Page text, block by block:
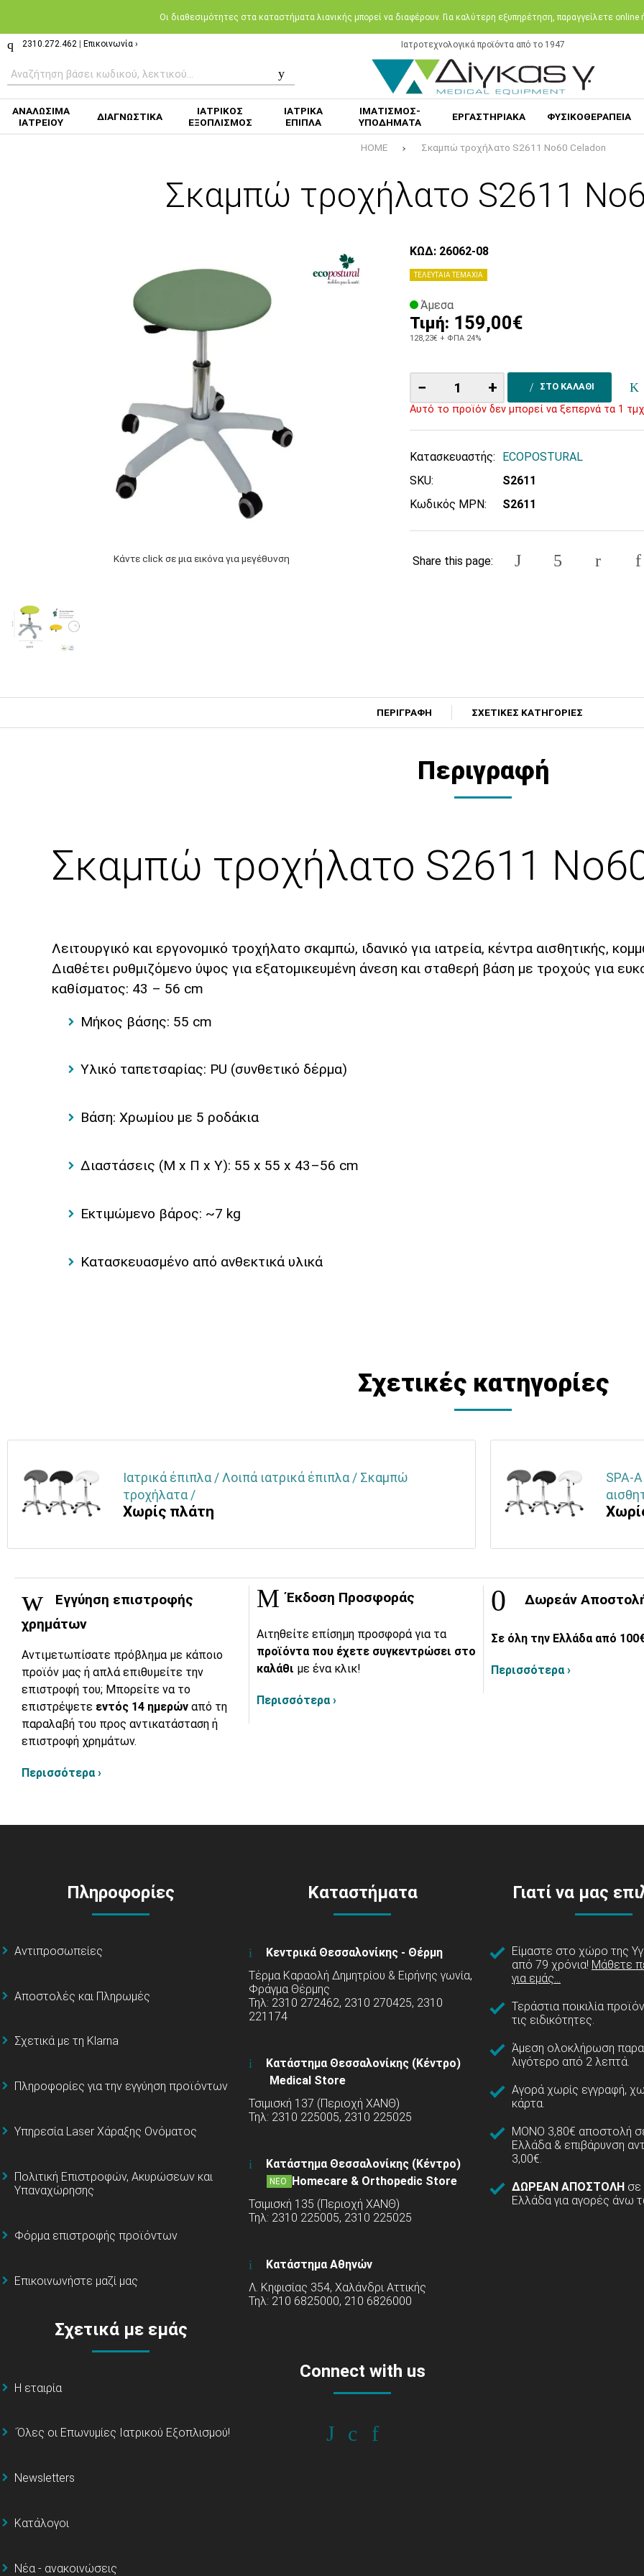
Oι διαθεσιμότητες στα καταστήματα λιανικής μπορεί να διαφέρουν. Για καλύτερη εξυπηρέτηση, παραγγείλετε
2310.272.462 Επικοινωνία › Ιατροτεχνολογικά προϊόντα από το 1947
ΑΝΑΛΩΣΙΜΑ
ΙΑΤΡΕΙΟΥ
ΔΙΑΓΝΩΣΤΙΚΑ
ΙΑΤΡΙΚΟΣ
ΕΞΟΠΛΙΣΜΟΣ
ΙΑΤΡΙΚΑ
ΕΠΙΠΛΑ
ΙΜΑΤΙΣΜΟΣ-
ΥΠΟΔΗΜΑΤΑ
ΕΡΓΑΣΤΗΡΙΑΚΑ ΦΥΣΙΚΟΘΕΡΑΠΕΙΑ
HOME Σκαμπώ τροχήλατο S2611 No60 Celadon
Σκαμπώ τροχήλατο S2611
Κάντε click σε μια εικόνα για μεγέθυνση
ΤΕΛΕΥΤΑΙΑ ΤΕΜΑΧΙΑ
ΚΩΔ: 26062-08
Άμεσα
Τιμή: 159,00€
128,23€ + ΦΠΑ 24%
− + ΣΤΟ ΚΑΛΑΘΙ
Αυτό το προϊόν δεν μπορεί να ξεπερνά τα 1
Κατασκευαστής:
ECOPOSTURAL
SKU:
S2611
Κωδικός MPN:
S2611
Share this page:
ΠΕΡΙΓΡΑΦΗ ΣΧΕΤΙΚΕΣ ΚΑΤΗΓΟΡΙΕΣ
Περιγραφή
Σκαμπώ τροχήλατο S2611
Λειτουργικό και εργονομικό τροχήλατο σκαμπώ, ιδανικό για ιατρεία, κέντρα αισθητικής,
Διαθέτει ρυθμιζόμενο ύψος για εξατομικευμένη άνεση και σταθερή βάση με τροχούς για
καθίσματος: 43 – 56 cm
Μήκος βάσης: 55 cm
Υλικό ταπετσαρίας: PU (συνθετικό δέρμα)
Βάση: Χρωμίου με 5 ροδάκια
Διαστάσεις (Μ x Π x Υ): 55 x 55 x 43–56 cm
Εκτιμώμενο βάρος: ~7 kg
Κατασκευασμένο από ανθεκτικά υλικά
Σχετικές κατηγορίες
Ιατρικά έπιπλα / Λοιπά ιατρικά έπιπλα / Σκαμπώ
τροχήλατα /
Χωρίς πλάτη
SPA-
Εγγύηση επιστροφής
χρημάτων
Αντιμετωπίσατε πρόβλημα με κάποιο
προϊόν μας ή απλά επιθυμείτε την
επιστροφή του; Μπορείτε να το
επιστρέψετε εντός 14 ημερών από τη
παραλαβή του προς αντικατάσταση ή
επιστροφή χρημάτων.
Περισσότερα ›
Έκδοση Προσφοράς
Αιτηθείτε επίσημη προσφορά για τα
προϊόντα που έχετε συγκεντρώσει στο
καλάθι με ένα κλικ!
Περισσότερα ›
Δωρεάν
Σε όλη την Ελλάδα από
Περισσότερα ›
Πληροφορίες
Αντιπροσωπείες
Αποστολές και Πληρωμές
Σχετικά με τη Klarna
Πληροφορίες για την εγγύηση προϊόντων
Υπηρεσία Laser Χάραξης Ονόματος
Πολιτική Επιστροφών, Ακυρώσεων και
Υπαναχώρησης
Φόρμα επιστροφής προϊόντων
Επικοινωνήστε μαζί μας
Σχετικά με εμάς
Η εταιρία
΄Όλες οι Επωνυμίες Ιατρικού Εξοπλισμού!
Newsletters
Κατάλογοι
Νέα - ανακοινώσεις
Καταστήματα
Κεντρικά Θεσσαλονίκης - Θέρμη
Τέρμα Καραολή Δημητρίου & Ειρήνης γωνία,
Φράγμα Θέρμης
Τηλ: 2310 272462, 2310 270425, 2310
221174
Κατάστημα Θεσσαλονίκης (Κέντρο)
Medical Store
Τσιμισκή 137 (Περιοχή ΧΑΝΘ)
Τηλ: 2310 225005, 2310 225025
Κατάστημα Θεσσαλονίκης (Κέντρο)
ΝΕΟ
Homecare & Orthopedic Store
Τσιμισκή 135 (Περιοχή ΧΑΝΘ)
Τηλ: 2310 225005, 2310 225025
Κατάστημα Αθηνών
Λ. Κηφισίας 354, Χαλάνδρι Αττικής
Τηλ: 210 6825000, 210 6826000
Connect with us
Γιατί να μας
Είμαστε στο χώρο της
από 79 χρόνια! Μάθετε
για εμάς...
Τεράστια ποικιλία
τις ειδικότητες.
Άμεση ολοκλήρωση
λιγότερο από 2 λεπτά.
Αγορά χωρίς εγγραφή,
κάρτα.
ΜΟΝΟ 3,80€ αποστολή
Ελλάδα & επιβάρυνση
3,00€.
ΔΩΡΕΑΝ ΑΠΟΣΤΟΛΗ σε
Ελλάδα για αγορές άνω